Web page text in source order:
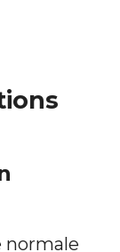
normale